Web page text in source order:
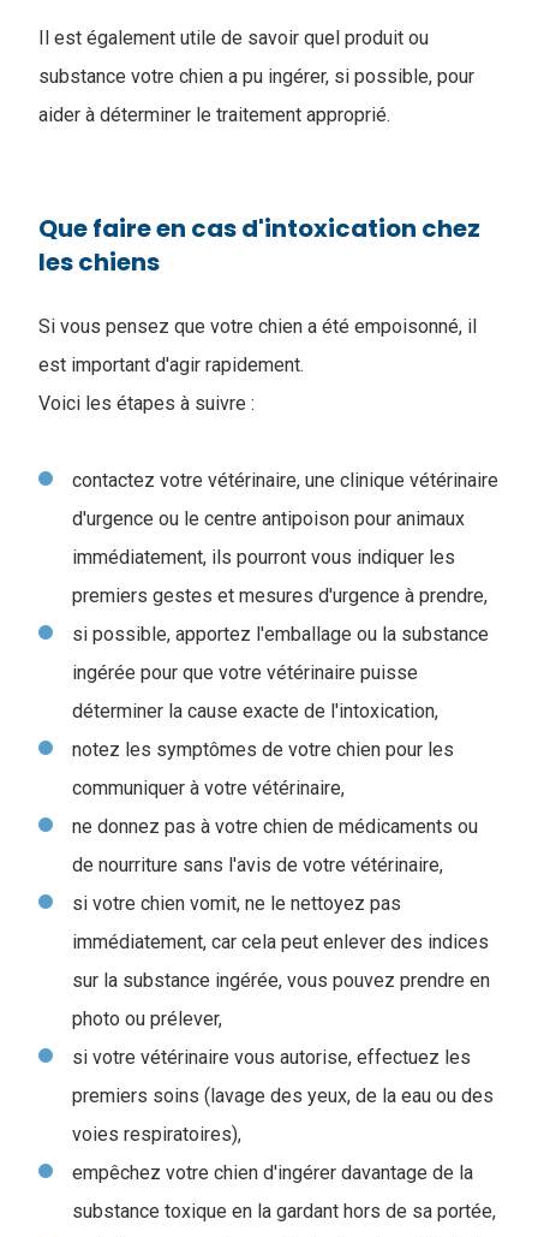
Il est également utile de savoir quel produit ou
substance votre chien a pu ingérer, si possible, pour
aider à déterminer le traitement approprié.
Que faire en cas d'intoxication chez
les chiens
Si vous pensez que votre chien a été empoisonné, il
est important d'agir rapidement.
Voici les étapes à suivre :
contactez votre vétérinaire, une clinique vétérinaire
d'urgence ou le centre antipoison pour animaux
immédiatement, ils pourront vous indiquer les
premiers gestes et mesures d'urgence à prendre,
si possible, apportez l'emballage ou la substance
ingérée pour que votre vétérinaire puisse
déterminer la cause exacte de l'intoxication,
notez les symptômes de votre chien pour les
communiquer à votre vétérinaire,
ne donnez pas à votre chien de médicaments ou
de nourriture sans l'avis de votre vétérinaire,
si votre chien vomit, ne le nettoyez pas
immédiatement, car cela peut enlever des indices
sur la substance ingérée, vous pouvez prendre en
photo ou prélever,
si votre vétérinaire vous autorise, effectuez les
premiers soins (lavage des yeux, de la eau ou des
voies respiratoires),
empêchez votre chien d'ingérer davantage de la
substance toxique en la gardant hors de sa portée,